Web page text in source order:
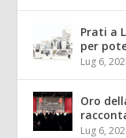
Prati a
per
Lug 6,
Oro
Lug 6,